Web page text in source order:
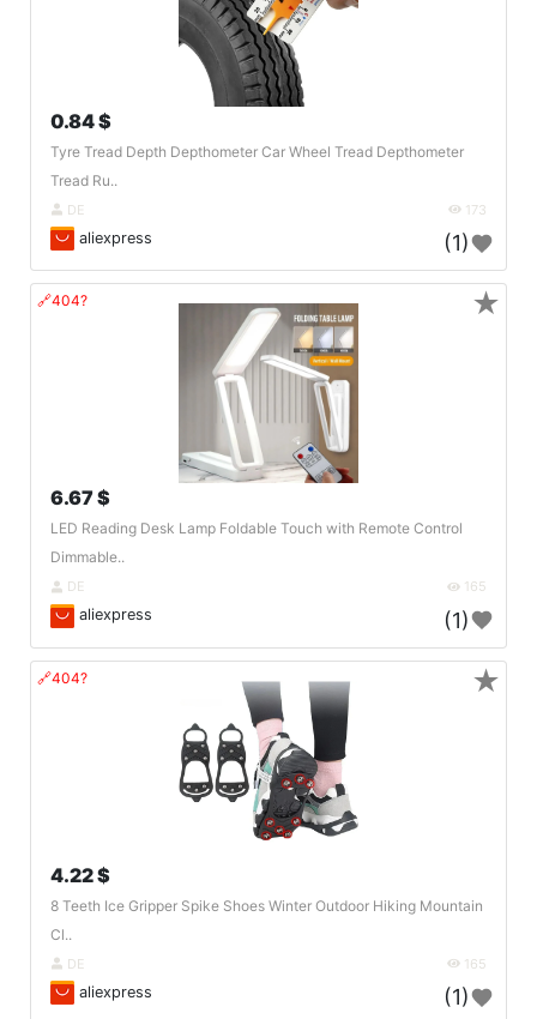
0.84 $
Tyre Tread Depth Depthometer Car Wheel Tread Depthometer
Tread Ru..
DE 173
aliexpress (1)
🔗404?
6.67 $
LED Reading Desk Lamp Foldable Touch with Remote Control
Dimmable..
DE 165
aliexpress (1)
★
🔗404?
4.22 $
8 Teeth Ice Gripper Spike Shoes Winter Outdoor Hiking Mountain
Cl..
DE 165
aliexpress (1)
★